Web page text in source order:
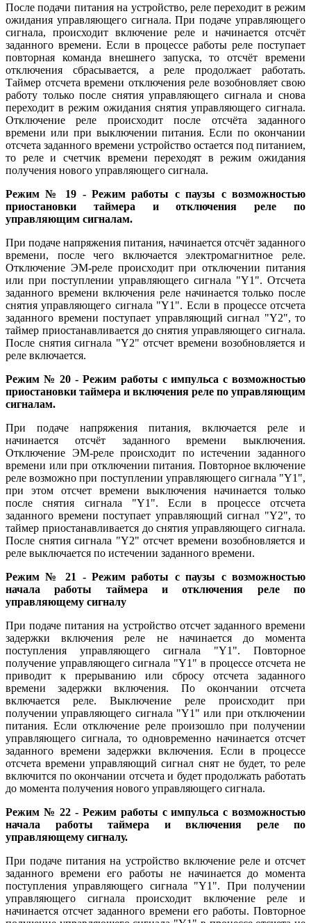
После подачи питания на устройство, реле переходит в режим
ожидания управляющего сигнала. При подаче управляющего
сигнала, происходит включение реле и начинается отсчёт
заданного времени. Если в процессе работы реле поступает
повторная команда внешнего запуска, то отсчёт времени
отключения сбрасывается, а реле продолжает работать.
Таймер отсчета времени отключения реле возобновляет свою
работу только после снятия управляющего сигнала и снова
переходит в режим ожидания снятия управляющего сигнала.
Отключение реле происходит после отсчёта заданного
времени или при выключении питания. Если по окончании
отсчета заданного времени устройство остается под питанием,
то реле и счетчик времени переходят в режим ожидания
получения нового управляющего сигнала.
Режим № 19 - Режим работы с паузы с возможностью
приостановки таймера и отключения реле по
управляющим сигналам.
При подаче напряжения питания, начинается отсчёт заданного
времени, после чего включается электромагнитное реле.
Отключение ЭМ-реле происходит при отключении питания
или при поступлении управляющего сигнала "Y1". Отсчета
заданного времени включения реле начинается только после
снятия управляющего сигнала "Y1". Если в процессе отсчета
заданного времени поступает управляющий сигнал "Y2", то
таймер приостанавливается до снятия управляющего сигнала.
После снятия сигнала "Y2" отсчет времени возобновляется и
реле включается.
Режим № 20 - Режим работы с импульса с возможностью
приостановки таймера и включения реле по управляющим
сигналам.
При подаче напряжения питания, включается реле и
начинается отсчёт заданного времени выключения.
Отключение ЭМ-реле происходит по истечении заданного
времени или при отключении питания. Повторное включение
реле возможно при поступлении управляющего сигнала "Y1",
при этом отсчет времени выключения начинается только
после снятия сигнала "Y1". Если в процессе отсчета
заданного времени поступает управляющий сигнал "Y2", то
таймер приостанавливается до снятия управляющего сигнала.
После снятия сигнала "Y2" отсчет времени возобновляется и
реле выключается по истечении заданного времени.
Режим № 21 - Режим работы с паузы с возможностью
начала работы таймера и отключения реле по
управляющему сигналу
При подаче питания на устройство отсчет заданного времени
задержки включения реле не начинается до момента
поступления управляющего сигнала "Y1". Повторное
получение управляющего сигнала "Y1" в процессе отсчета не
приводит к прерыванию или сбросу отсчета заданного
времени задержки включения. По окончании отсчета
включается реле. Выключение реле происходит при
получении управляющего сигнала "Y1" или при отключении
питания. Если отключение реле произошло при получении
управляющего сигнала, то одновременно начинается отсчет
заданного времени задержки включения. Если в процессе
отсчета времени управляющий сигнал снят не будет, то реле
включится по окончании отсчета и будет продолжать работать
до момента получения нового управляющего сигнала.
Режим № 22 - Режим работы с импульса с возможностью
начала работы таймера и включения реле по
управляющему сигналу.
При подаче питания на устройство включение реле и отсчет
заданного времени его работы не начинается до момента
поступления управляющего сигнала "Y1". При получении
управляющего сигнала происходит включение реле и
начинается отсчет заданного времени его работы. Повторное